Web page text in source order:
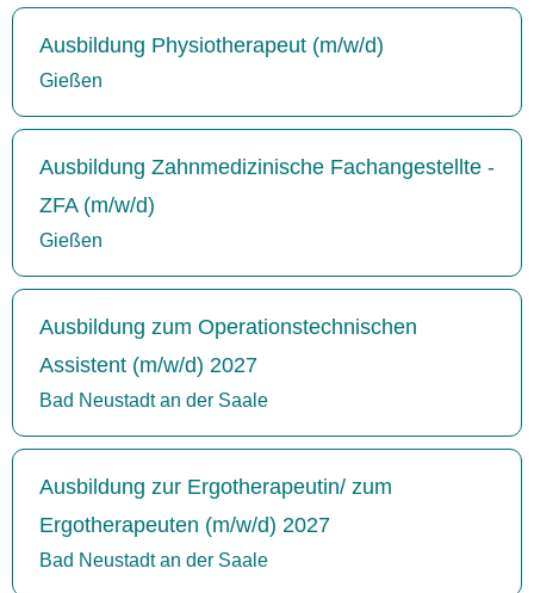
Ausbildung Physiotherapeut (m/w/d)
Gießen
Ausbildung Zahnmedizinische Fachangestellte -
ZFA (m/w/d)
Gießen
Ausbildung zum Operationstechnischen
Assistent (m/w/d) 2027
Bad Neustadt an der Saale
Ausbildung zur Ergotherapeutin/ zum
Ergotherapeuten (m/w/d) 2027
Bad Neustadt an der Saale